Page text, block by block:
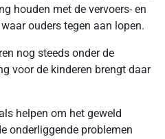
houden met de vervoers- en
ouders tegen aan lopen.
nog steeds onder de
voor de kinderen brengt daar
helpen om het geweld
onderliggende problemen